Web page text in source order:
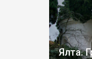
Ялта.